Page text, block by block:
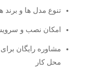
تنوع مدل‌ ها و
امکان نصب و
مشاوره رایگان
محل کار